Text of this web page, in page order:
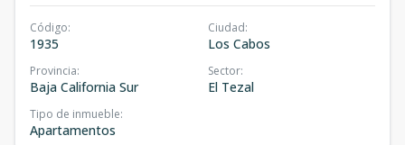
Código:
1935
Ciudad:
Los Cabos
Provincia:
Baja California Sur
Sector:
El Tezal
Tipo de inmueble:
Apartamentos